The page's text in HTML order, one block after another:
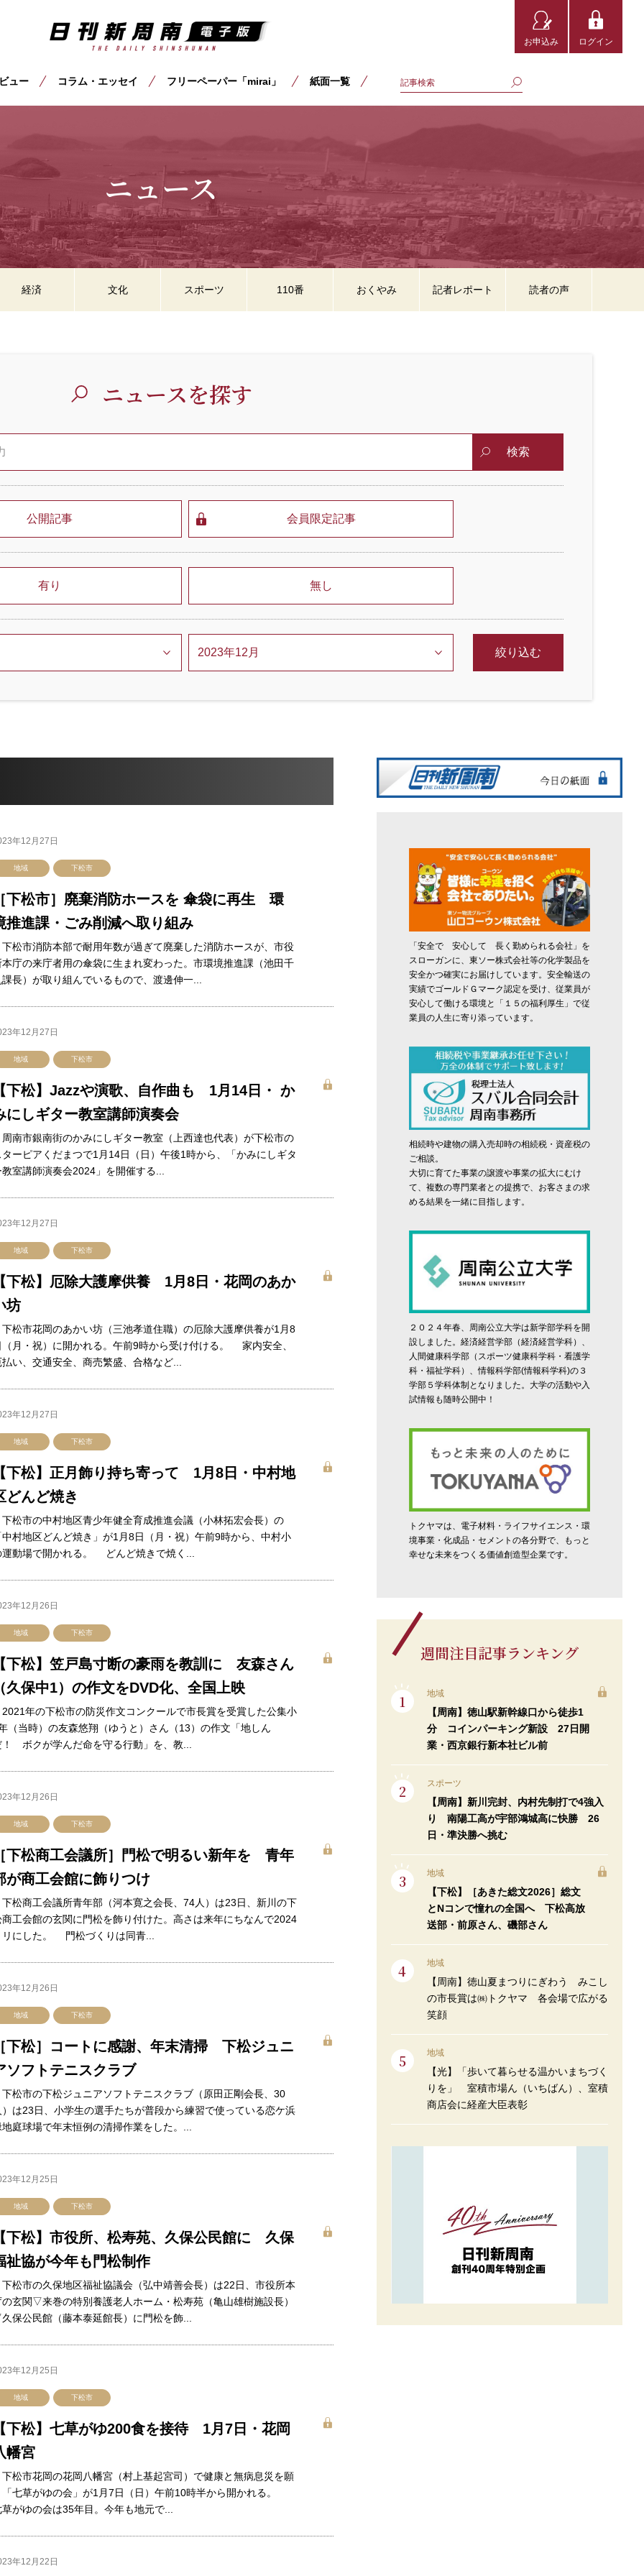
お申込み ログイン
ュー コラム・エッセイ フリーペーパー「mirai」 紙面一覧
ニュース
ニュースを探す
検索
公開記事 会員限定記事
有り 無し
絞り込む
経済 文化 スポーツ 110番 おくやみ 記者レポート 読者の声
年12月27日
地域 下松市
下松市］廃棄消防ホースを 傘袋に再生 環
推進課・ごみ削減へ取り組み
松市消防本部で耐用年数が過ぎて廃棄した消防ホースが、市役
本庁の来庁者用の傘袋に生まれ変わった。市環境推進課（池田千
長）が取り組んでいるもので、渡邊伸一...
年12月27日
地域 下松市
下松】Jazzや演歌、自作曲も 1月14日・ か
にしギター教室講師演奏会
南市銀南街のかみにしギター教室（上西達也代表）が下松市の
ターピアくだまつで1月14日（日）午後1時から、「かみにしギタ
室講師演奏会2024」を開催する...
年12月27日
地域 下松市
下松】厄除大護摩供養 1月8日・花岡のあか
坊
松市花岡のあかい坊（三池孝道住職）の厄除大護摩供養が1月8
（月・祝）に開かれる。午前9時から受け付ける。 家内安全、
い、交通安全、商売繁盛、合格など...
年12月27日
地域 下松市
下松】正月飾り持ち寄って 1月8日・中村地
どんど焼き
松市の中村地区青少年健全育成推進会議（小林拓宏会長）の
中村地区どんど焼き」が1月8日（月・祝）午前9時から、中村小
運動場で開かれる。 どんど焼きで焼く...
年12月26日
地域 下松市
下松】笠戸島寸断の豪雨を教訓に 友森さん
久保中1）の作文をDVD化、全国上映
年の下松市の防災作文コンクールで市長賞を受賞した公集小
（当時）の友森悠翔（ゆうと）さん（13）の作文「地しん
！ ボクが学んだ命を守る行動」を、教...
年12月26日
地域 下松市
下松商工会議所］門松で明るい新年を 青年
が商工会館に飾りつけ
松商工会議所青年部（河本寛之会長、74人）は23日、新川の下
商工会館の玄関に門松を飾り付けた。高さは来年にちなんで2024
リにした。 門松づくりは同青...
年12月26日
地域 下松市
下松］コートに感謝、年末清掃 下松ジュニ
ソフトテニスクラブ
松市の下松ジュニアソフトテニスクラブ（原田正剛会長、30
）は23日、小学生の選手たちが普段から練習で使っている恋ケ浜
庭球場で年末恒例の清掃作業をした。...
年12月25日
地域 下松市
下松】市役所、松寿苑、久保公民館に 久保
祉協が今年も門松制作
松市の久保地区福祉協議会（弘中靖善会長）は22日、市役所本
の玄関▽来巻の特別養護老人ホーム・松寿苑（亀山雄樹施設長）
保公民館（藤本泰延館長）に門松を飾...
年12月25日
地域 下松市
下松】七草がゆ200食を接待 1月7日・花岡
幡宮
松市花岡の花岡八幡宮（村上基起宮司）で健康と無病息災を願
「七草がゆの会」が1月7日（日）午前10時半から開かれる。
がゆの会は35年目。今年も地元で...
年12月22日
「安全で 安心して 長く勤められる会社」を
スローガンに、東ソー株式会社等の化学製品を
安全かつ確実にお届けしています。安全輸送の
実績でゴールドＧマーク認定を受け、従業員が
安心して働ける環境と「１５の福利厚生」で従
業員の人生に寄り添っています。
相続時や建物の購入売却時の相続税・資産税の
ご相談。
大切に育てた事業の譲渡や事業の拡大にむけ
て、複数の専門業者との提携で、お客さまの求
める結果を一緒に目指します。
２０２４年春、周南公立大学は新学部学科を開
設しました。経済経営学部（経済経営学科）、
人間健康科学部（スポーツ健康科学科・看護学
科・福祉学科）、情報科学部(情報科学科)の３
学部５学科体制となりました。大学の活動や入
試情報も随時公開中！
トクヤマは、電子材料・ライフサイエンス・環
境事業・化成品・セメントの各分野で、もっと
幸せな未来をつくる価値創造型企業です。
週間注目記事ランキング
地域
【周南】徳山駅新幹線口から徒歩1
分 コインパーキング新設 27日開
業・西京銀行新本社ビル前
スポーツ
【周南】新川完封、内村先制打で4強入
り 南陽工高が宇部鴻城高に快勝 26
日・準決勝へ挑む
地域
【下松】［あきた総文2026］総文
とNコンで憧れの全国へ 下松高放
送部・前原さん、磯部さん
地域
【周南】徳山夏まつりにぎわう みこし
の市長賞は㈱トクヤマ 各会場で広がる
笑顔
地域
【光】「歩いて暮らせる温かいまちづく
りを」 室積市場ん（いちばん）、室積
商店会に経産大臣表彰